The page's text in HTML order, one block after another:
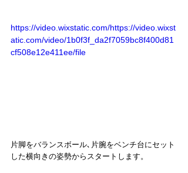
https://video.wixstatic.com/https://video.wixst
atic.com/video/1b0f3f_da2f7059bc8f400d81
cf508e12e411ee/file
片脚をバランスボール､片腕をベンチ台にセット
した横向きの姿勢からスタートします。